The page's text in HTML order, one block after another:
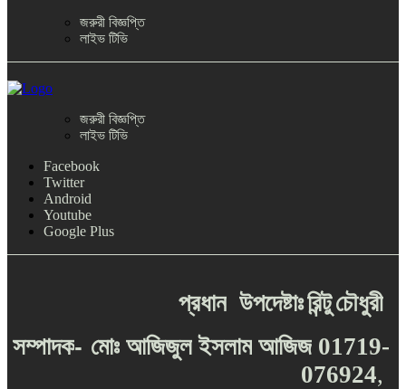
জরুরী বিজ্ঞপ্তি
লাইভ টিভি
জরুরী বিজ্ঞপ্তি
লাইভ টিভি
Facebook
Twitter
Android
Youtube
Google Plus
প্রধান উপদেষ্টাঃরিন্টুচৌধুরী
সম্পাদক- মোঃ আজিজুল ইসলাম আজিজ 01719-
076924,